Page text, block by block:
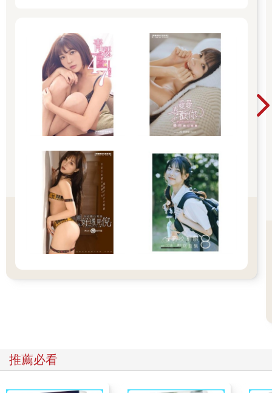
擾。最終郁婷也不負眾望，順利摘下臺灣亞運女子拳擊史上第一
面金牌，提前拿到前進巴黎奧運的入場券。
若以結果論來判斷，杭州亞運郁婷不但贏得金牌，並且每一場比
賽都贏得很順利，打得漂亮，這些證實賽前的移地訓練計畫卓有
成效，所以備戰巴黎奧運之前，我們又再度前往烏茲別克及韓國
進行移地訓練，在烏茲別克訓練的時間還大幅拉長，去了將近兩
或許是因為杭州亞運的成功，到了二○二四年的巴黎奧運會，臺灣
代表團就設置了運動中心、物理治療所跟膳食公寓等相關措施。
當時我們除了同樣在賽場附近找了一個訓練場所外，為了模擬比
賽現場觀眾帶來的情緒干擾，我邀請同行的老師們通通都去圍觀
郁婷的練習，盡可能地讓她感受到真實的比賽狀態。
當時四強賽之前的比賽都是在法國當地時間的下午進行，進入四
強賽後，則是改為當地時間晚上八點開打，時間前後落差很大，
專屬練習場的好處除了練習可以集中專注力，也可以因應賽程的
為了贏得比賽、強化選手的狀態，我們能做的事情、能優化的地
推薦必看